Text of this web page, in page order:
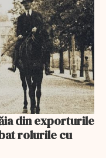
din exporturile
rolurile cu